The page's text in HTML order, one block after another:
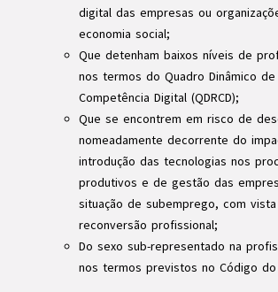
digital das empresas ou
economia social;
Que detenham baixos níveis de
nos termos do Quadro Dinâmico
Competência Digital (QDRCD);
Que se encontrem em risco de
nomeadamente decorrente do
introdução das tecnologias nos
produtivos e de gestão das
situação de subemprego, com
reconversão profissional;
Do sexo sub-representado na
nos termos previstos no Código do